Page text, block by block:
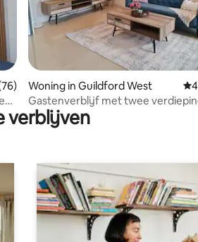
beoordeling van 4,8 op 5, 76
Woning in Guildford West
Gastenverblijf met twee
Privé en gezellig
verblijven